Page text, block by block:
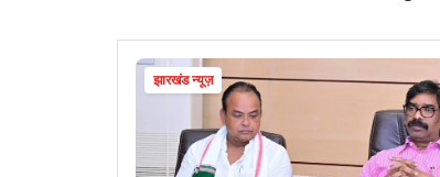
झारखंड न्यूज़